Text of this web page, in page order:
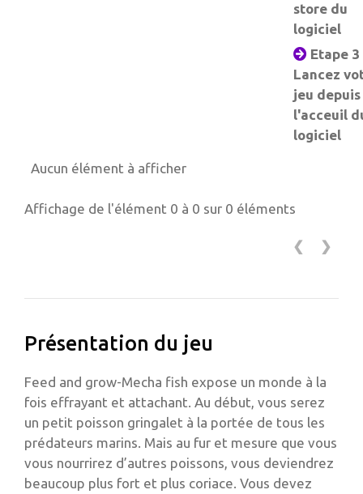
store du
logiciel
Etape 3
Lancez
jeu depuis
l'acceuil
logiciel
Aucun élément à afficher
Affichage de l'élément 0 à 0 sur 0 éléments
❮ ❯
Présentation du jeu
Feed and grow-Mecha fish expose un monde à la
fois effrayant et attachant. Au début, vous serez
un petit poisson gringalet à la portée de tous les
prédateurs marins. Mais au fur et mesure que vous
vous nourrirez d’autres poissons, vous deviendrez
beaucoup plus fort et plus coriace. Vous devez